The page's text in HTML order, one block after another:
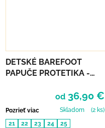
DETSKÉ BAREFOOT
PAPUČE PROTETIKA -
od 36,90 €
Pozrieť viac Skladom
(2 ks)
21
22 23 24
25